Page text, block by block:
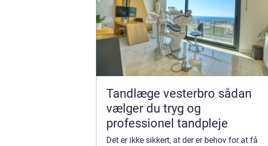
Tandlæge vesterbro sådan
vælger du tryg og
professionel tandpleje
Det er ikke sikkert, at der er behov for at få